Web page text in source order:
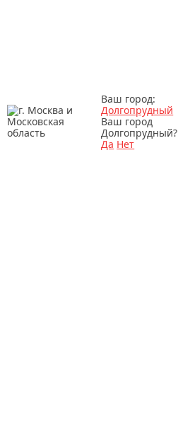
Ваш город:
Долгопрудный
Ваш город
Долгопрудный?
Да Нет